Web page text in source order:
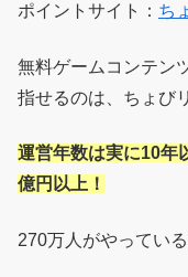
ポイントサイト： ち
無料ゲームコンテン
指せるのは、ちょび
運営年数は実に10年
億円以上！
270万人がやってい